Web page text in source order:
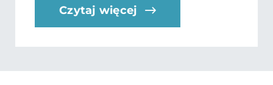
Czytaj więcej